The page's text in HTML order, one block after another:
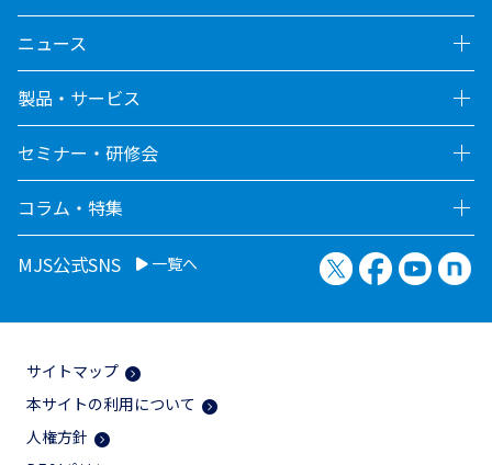
ニュース
製品・サービス
セミナー・研修会
コラム・特集
MJS公式SNS 一覧へ X（旧Twitter）
Facebook
サイトマップ
本サイトの利用について
人権方針